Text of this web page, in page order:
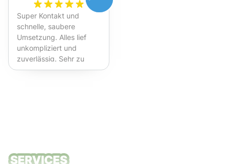
Super Kontakt und
schnelle, saubere
Umsetzung. Alles lief
unkompliziert und
zuverlässig. Sehr zu
empfehlen!